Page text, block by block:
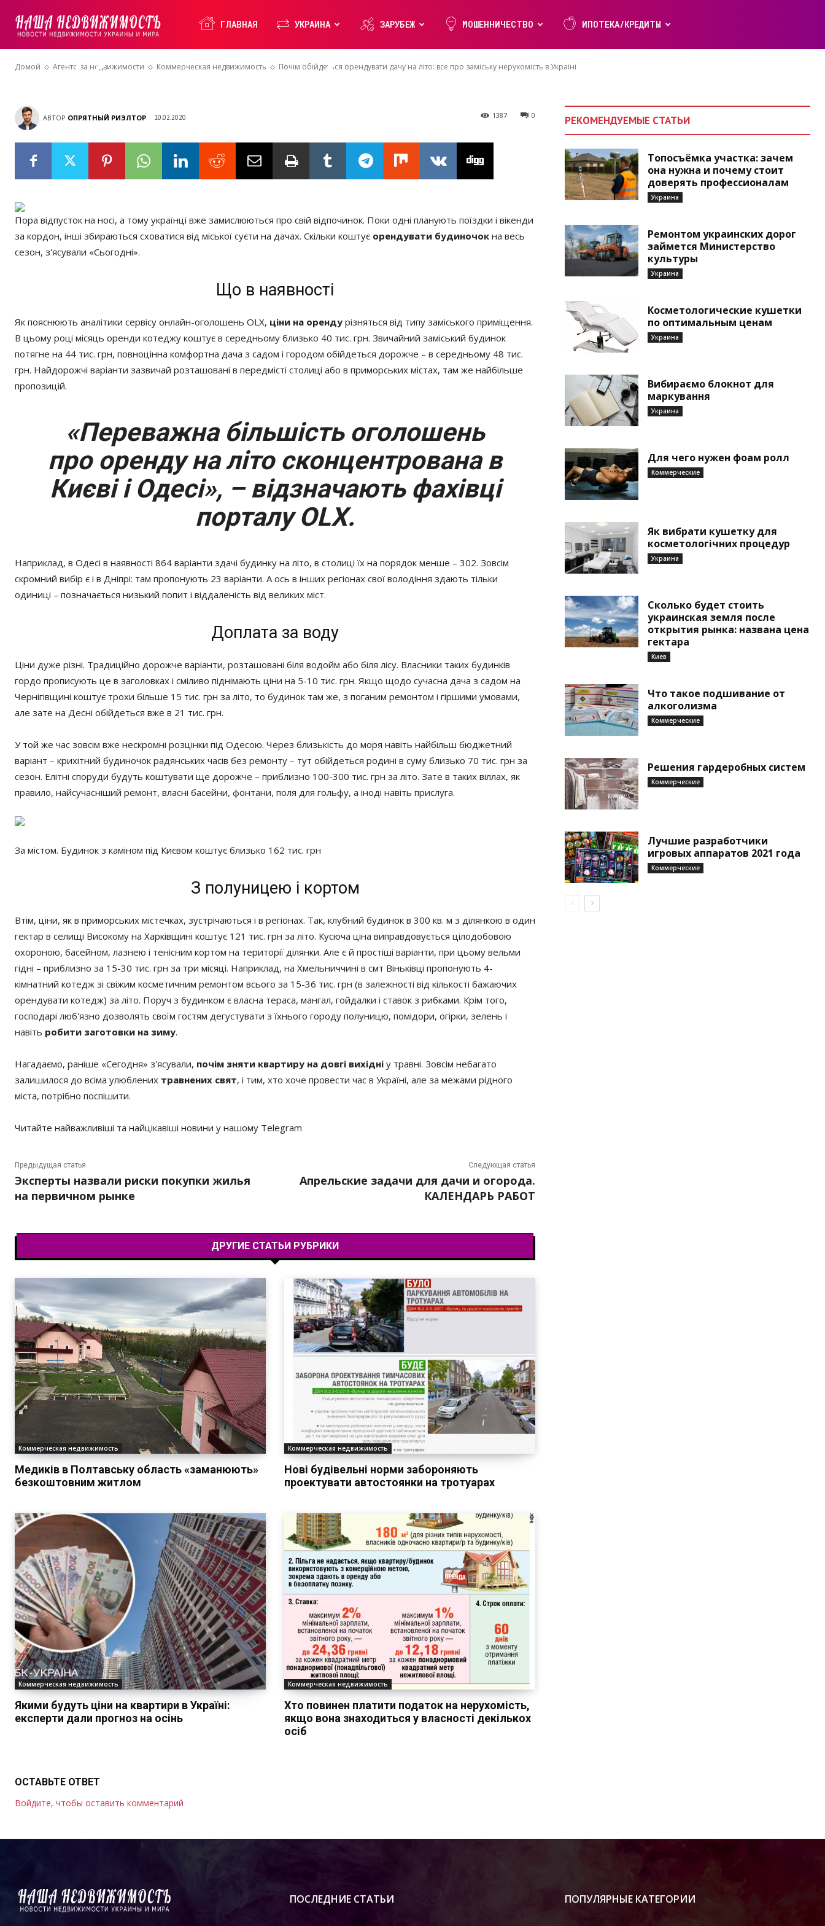
Недвижимость
ГЛАВНАЯ УКРАИНА ЗАРУБЕЖ МОШЕННИЧЕСТВО ИПОТЕКА/КРЕДИТЫ
Домой Агентства недвижимости Коммерческая недвижимость Почім обійдеться орендувати дачу на літо: все про заміську нерухомість в Україні
дачу на літо: все про заміську
нерухомість в Україні
АВТОР ОПРЯТНЫЙ РИЭЛТОР 10.02.2020 0
1387
Пора відпусток на носі, а тому українці вже замислюються про свій відпочинок. Поки одні планують поїздки і вікенди
за кордон, інші збираються сховатися від міської суєти на дачах. Скільки коштує орендувати будиночок на весь
сезон, з'ясували «Сьогодні».
Що в наявності
Як пояснюють аналітики сервісу онлайн-оголошень OLX, ціни на оренду різняться від типу заміського приміщення.
В цьому році місяць оренди котеджу коштує в середньому близько 40 тис. грн. Звичайний заміський будинок
потягне на 44 тис. грн, повноцінна комфортна дача з садом і городом обійдеться дорожче – в середньому 48 тис.
грн. Найдорожчі варіанти зазвичай розташовані в передмісті столиці або в приморських містах, там же найбільше
пропозицій.
«Переважна більшість оголошень
про оренду на літо сконцентрована в
Києві і Одесі», – відзначають фахівці
порталу OLX.
Наприклад, в Одесі в наявності 864 варіанти здачі будинку на літо, в столиці їх на порядок менше – 302. Зовсім
скромний вибір є і в Дніпрі: там пропонують 23 варіанти. А ось в інших регіонах свої володіння здають тільки
одиниці – позначається низький попит і віддаленість від великих міст.
Доплата за воду
Ціни дуже різні. Традиційно дорожче варіанти, розташовані біля водойм або біля лісу. Власники таких будинків
гордо прописують це в заголовках і сміливо піднімають ціни на 5-10 тис. грн. Якщо щодо сучасна дача з садом на
Чернігівщині коштує трохи більше 15 тис. грн за літо, то будинок там же, з поганим ремонтом і гіршими умовами,
але зате на Десні обійдеться вже в 21 тис. грн.
У той же час зовсім вже нескромні розцінки під Одесою. Через близькість до моря навіть найбільш бюджетний
варіант – крихітний будиночок радянських часів без ремонту – тут обійдеться родині в суму близько 70 тис. грн за
сезон. Елітні споруди будуть коштувати ще дорожче – приблизно 100-300 тис. грн за літо. Зате в таких віллах, як
правило, найсучасніший ремонт, власні басейни, фонтани, поля для гольфу, а іноді навіть прислуга.
За містом. Будинок з каміном під Києвом коштує близько 162 тис. грн
З полуницею і кортом
Втім, ціни, як в приморських містечках, зустрічаються і в регіонах. Так, клубний будинок в 300 кв. м з ділянкою в один
гектар в селищі Високому на Харківщині коштує 121 тис. грн за літо. Кусюча ціна виправдовується цілодобовою
охороною, басейном, лазнею і тенісним кортом на території ділянки. Але є й простіші варіанти, при цьому вельми
гідні – приблизно за 15-30 тис. грн за три місяці. Наприклад, на Хмельниччині в смт Віньківці пропонують 4-
кімнатний котедж зі свіжим косметичним ремонтом всього за 15-36 тис. грн (в залежності від кількості бажаючих
орендувати котедж) за літо. Поруч з будинком є ​​власна тераса, мангал, гойдалки і ставок з рибками. Крім того,
господарі люб'язно дозволять своїм гостям дегустувати з їхнього городу полуницю, помідори, огірки, зелень і
навіть робити заготовки на зиму.
Нагадаємо, раніше «Сегодня» з'ясували, почім зняти квартиру на довгі вихідні у травні. Зовсім небагато
залишилося до всіма улюблених травнених свят, і тим, хто хоче провести час в Україні, але за межами рідного
міста, потрібно поспішити.
Читайте найважливіші та найцікавіші новини у нашому Telegram
Предыдущая статья
Эксперты назвали риски покупки жилья
на первичном рынке
Следующая статья
Апрельские задачи для дачи и огорода.
КАЛЕНДАРЬ РАБОТ
ДРУГИЕ СТАТЬИ РУБРИКИ
Коммерческая недвижимость
Медиків в Полтавську область «заманюють»
безкоштовним житлом
Коммерческая недвижимость
Нові будівельні норми забороняють
проектувати автостоянки на тротуарах
Коммерческая недвижимость
Якими будуть ціни на квартири в Україні:
експерти дали прогноз на осінь
Коммерческая недвижимость
Хто повинен платити податок на нерухомість,
якщо вона знаходиться у власності декількох
осіб
ОСТАВЬТЕ ОТВЕТ
Войдите, чтобы оставить комментарий
РЕКОМЕНДУЕМЫЕ СТАТЬИ
Топосъёмка участка: зачем
она нужна и почему стоит
доверять профессионалам
Украина
Ремонтом украинских дорог
займется Министерство
культуры
Украина
Косметологические кушетки
по оптимальным ценам
Украина
Вибираємо блокнот для
маркування
Украина
Для чего нужен фоам ролл
Коммерческие
Як вибрати кушетку для
косметологічних процедур
Украина
Сколько будет стоить
украинская земля после
открытия рынка: названа цена
гектара
Киев
Что такое подшивание от
алкоголизма
Коммерческие
Решения гардеробных систем
Коммерческие
Лучшие разработчики
игровых аппаратов 2021 года
Коммерческие
ПОСЛЕДНИЕ СТАТЬИ ПОПУЛЯРНЫЕ КАТЕГОРИИ